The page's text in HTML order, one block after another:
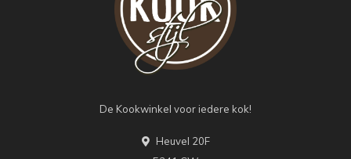
De Kookwinkel voor iedere kok!
Heuvel 20F